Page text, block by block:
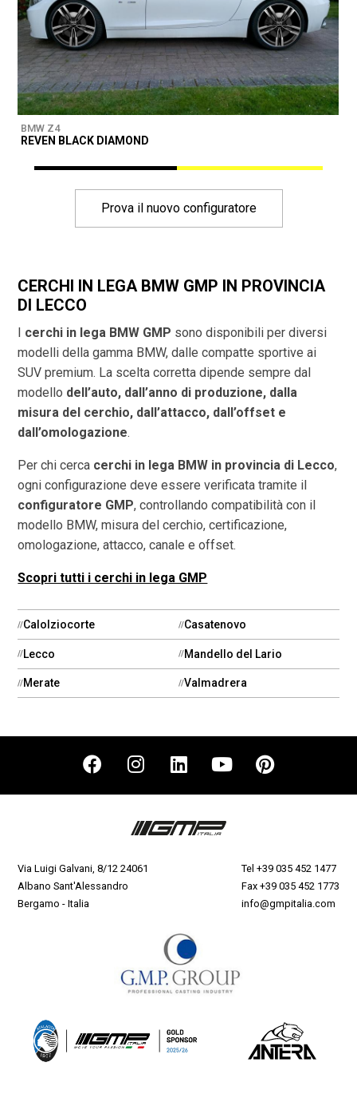
BMW Z4
REVEN BLACK DIAMOND
Prova il nuovo configuratore
CERCHI IN LEGA BMW GMP IN PROVINCIA
DI LECCO
I cerchi in lega BMW GMP sono disponibili per diversi
modelli della gamma BMW, dalle compatte sportive ai
SUV premium. La scelta corretta dipende sempre dal
modello dell’auto, dall’anno di produzione, dalla
misura del cerchio, dall’attacco, dall’offset e
dall’omologazione.
Per chi cerca cerchi in lega BMW in provincia di Lecco,
ogni configurazione deve essere verificata tramite il
configuratore GMP, controllando compatibilità con il
modello BMW, misura del cerchio, certificazione,
omologazione, attacco, canale e offset.
Scopri tutti i cerchi in lega GMP
Calolziocorte Casatenovo
Lecco Mandello del Lario
Merate Valmadrera
Via Luigi Galvani, 8/12 24061
Albano Sant'Alessandro
Bergamo - Italia
Tel +39 035 452 1477
Fax +39 035 452 1773
info@gmpitalia.com